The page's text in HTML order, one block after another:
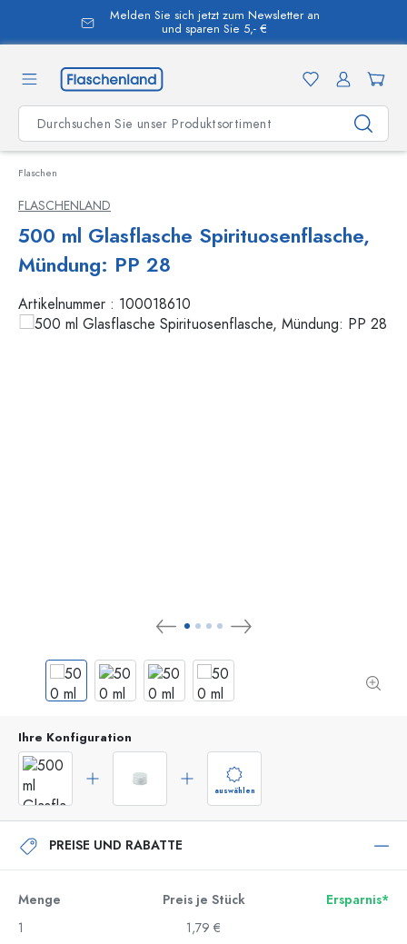
springen
Melden Sie sich jetzt zum Newsletter an
und sparen Sie 5,- €
Flaschen
FLASCHENLAND
500 ml Glasflasche Spirituosenflasche,
Mündung: PP 28
Artikelnummer : 100018610
Ihre Konfiguration
auswählen
PREISE UND RABATTE
Menge Preis je Stück
Ersparnis*
1
1,79 €